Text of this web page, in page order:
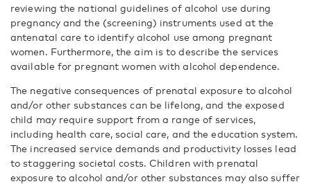
reviewing the national guidelines of alcohol use during
pregnancy and the (screening) instruments used at the
antenatal care to identify alcohol use among pregnant
women. Furthermore, the aim is to describe the services
available for pregnant women with alcohol dependence.
The negative consequences of prenatal exposure to alcohol
and/or other substances can be lifelong, and the exposed
child may require support from a range of services,
including health care, social care, and the education system.
The increased service demands and productivity losses lead
to staggering societal costs. Children with prenatal
exposure to alcohol and/or other substances may also suffer